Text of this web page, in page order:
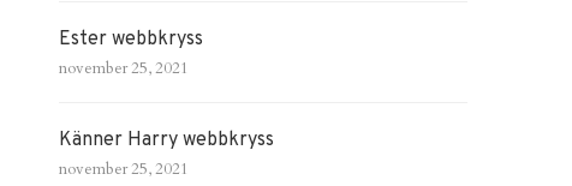
Ester webbkryss
november 25, 2021
Känner Harry webbkryss
november 25, 2021